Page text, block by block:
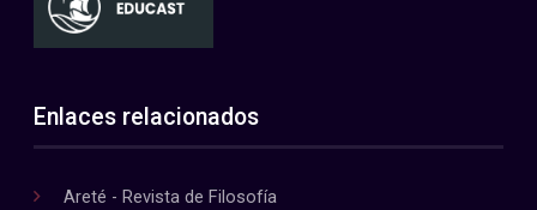
Enlaces relacionados
Areté - Revista de Filosofía